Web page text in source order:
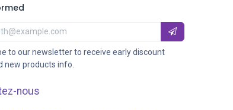
to our newsletter to receive early discount
new products info.
nous